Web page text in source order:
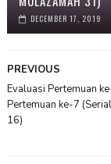
DECEMBER 17, 2019
PREVIOUS
Evaluasi Pertemuan
Pertemuan ke-7
16)